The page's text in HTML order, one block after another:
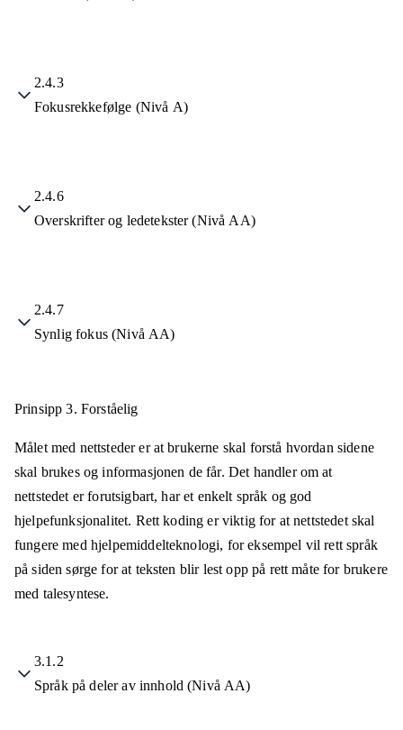
2.4.3
Fokusrekkefølge (Nivå A)
2.4.6
Overskrifter og ledetekster (Nivå AA)
2.4.7
Synlig fokus (Nivå AA)
Prinsipp 3. Forståelig
Målet med nettsteder er at brukerne skal forstå hvordan sidene
skal brukes og informasjonen de får. Det handler om at
nettstedet er forutsigbart, har et enkelt språk og god
hjelpefunksjonalitet. Rett koding er viktig for at nettstedet skal
fungere med hjelpemiddelteknologi, for eksempel vil rett språk
på siden sørge for at teksten blir lest opp på rett måte for brukere
med talesyntese.
3.1.2
Språk på deler av innhold (Nivå AA)